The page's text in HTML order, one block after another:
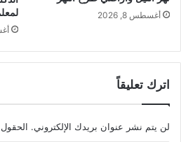
أغسطس 8, 2026
اترك تعليقاً
لن يتم نشر عنوان بريدك الإلكتروني. الحقول